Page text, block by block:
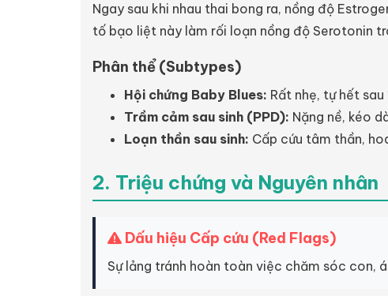
Ngay sau khi nhau thai bong ra, nồng độ
tố bạo liệt này làm rối loạn nồng độ Serotonin
Phân thể (Subtypes)
Hội chứng Baby Blues: Rất nhẹ, tự hết
Trầm cảm sau sinh (PPD): Nặng nề, kéo
Loạn thần sau sinh: Cấp cứu tâm thần,
2. Triệu chứng và Nguyên nhân
Dấu hiệu Cấp cứu (Red Flags)
Sự lảng tránh hoàn toàn việc chăm sóc con,